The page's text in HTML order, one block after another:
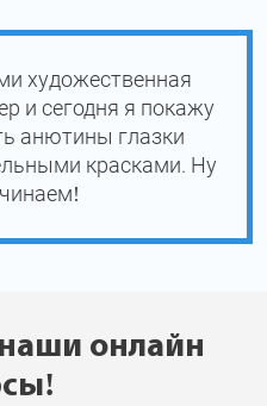
художественная
и сегодня я покажу
анютины глазки
красками. Ну
онлайн